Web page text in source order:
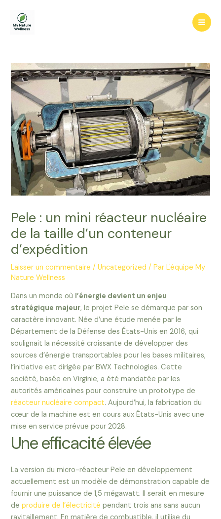
contenu
Pele : un mini réacteur nucléaire
de la taille d’un conteneur
d’expédition
Laisser un commentaire /Uncategorized / ParL'équipe My
Nature Wellness
Dans un monde où l’énergie devient un enjeu
stratégique majeur, le projet Pele se démarque par son
caractère innovant. Née d’une étude menée par le
Département de la Défense des États-Unis en 2016, qui
soulignait la nécessité croissante de développer des
sources d’énergie transportables pour les bases militaires,
l’initiative est dirigée par BWX Technologies. Cette
société, basée en Virginie, a été mandatée par les
autorités américaines pour construire un prototype de
réacteur nucléaire compact. Aujourd’hui, la fabrication du
cœur de la machine est en cours aux États-Unis avec une
mise en service prévue pour 2028.
Une efficacité élevée
La version du micro-réacteur Pele en développement
actuellement est un modèle de démonstration capable de
fournir une puissance de 1,5 mégawatt. Il serait en mesure
deproduire de l’électricité pendant trois ans sans aucun